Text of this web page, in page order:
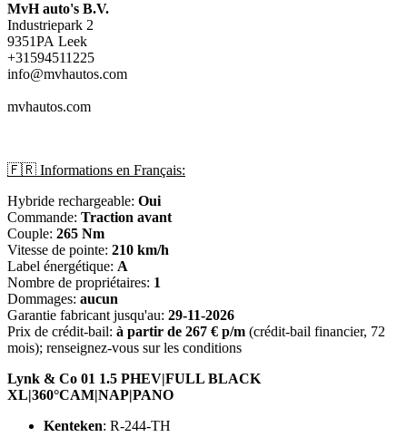
MvH auto's B.V.
Industriepark 2
9351PA Leek
+31594511225
info@mvhautos.com
mvhautos.com
🇫🇷 Informations en Français:
Hybride rechargeable: Oui
Commande: Traction avant
Couple: 265 Nm
Vitesse de pointe: 210 km/h
Label énergétique: A
Nombre de propriétaires: 1
Dommages: aucun
Garantie fabricant jusqu'au: 29-11-2026
Prix de crédit-bail: à partir de 267 € p/m (crédit-bail financier, 72
mois); renseignez-vous sur les conditions
Lynk & Co 01 1.5 PHEV|FULL BLACK
XL|360°CAM|NAP|PANO
Kenteken: R-244-TH